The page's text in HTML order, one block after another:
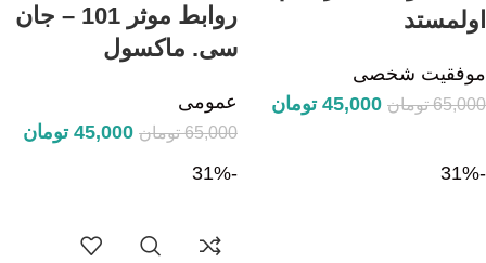
اولمستد
موفقیت شخصی
65,000 تومان 45,000 تومان
روابط موثر 101 – جان
سی. ماکسول
عمومی
65,000 تومان 45,000 تومان
-31%
-31%